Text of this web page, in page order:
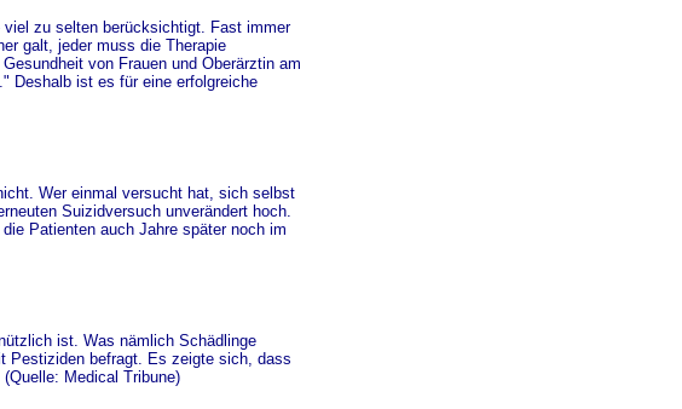
viel zu selten berücksichtigt. Fast immer
galt, jeder muss die Therapie
von Frauen und Oberärztin am
Deshalb ist es für eine erfolgreiche
Wer einmal versucht hat, sich selbst
Suizidversuch unverändert hoch.
Patienten auch Jahre später noch im
ist. Was nämlich Schädlinge
Pestiziden befragt. Es zeigte sich, dass
(Quelle: Medical Tribune)